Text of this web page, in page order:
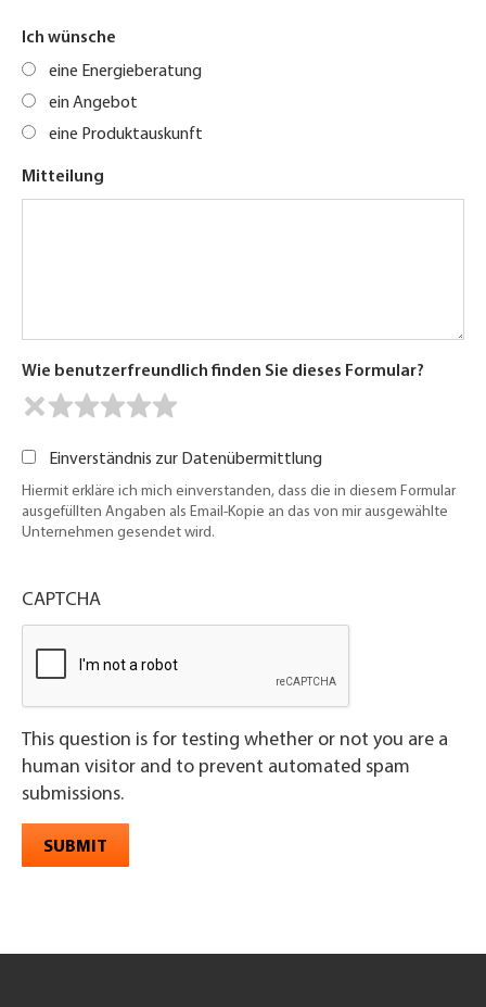
Ich wünsche
eine Energieberatung
ein Angebot
eine Produktauskunft
Mitteilung
Wie benutzerfreundlich finden Sie dieses Formular?
Einverständnis zur Datenübermittlung
Hiermit erkläre ich mich einverstanden, dass die in diesem Formular
ausgefüllten Angaben als Email-Kopie an das von mir ausgewählte
Unternehmen gesendet wird.
CAPTCHA
This question is for testing whether or not you are a
human visitor and to prevent automated spam
submissions.
SUBMIT